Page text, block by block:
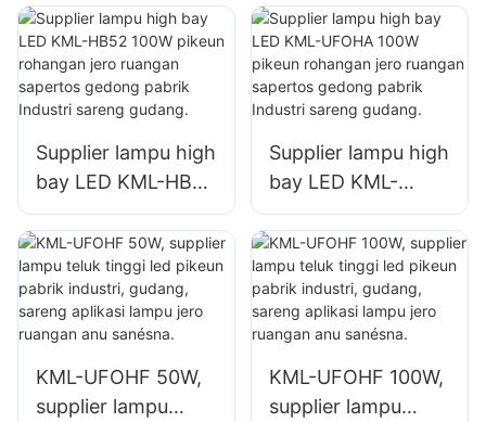
KML-HB30 150W
kanggo rohangan
jero ruangan
sapertos
gudang.
ruangan sapertos
bengkel perbaikan
sareng gudang.
Supplier lampu high
bay LED KML-HB52
100W pikeun
rohangan jero
ruangan sapertos
gedong pabrik
Industri sareng
Supplier lampu high
bay LED KML-
UFOHA 100W
pikeun rohangan
jero ruangan
sapertos gedong
pabrik Industri
KML-UFOHF 50W,
supplier lampu
KML-UFOHF 100W,
supplier lampu